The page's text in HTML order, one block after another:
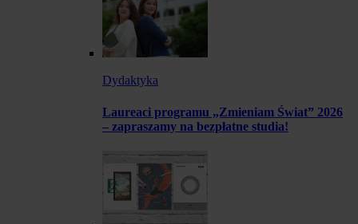
Dydaktyka
Laureaci programu „Zmieniam Świat” 2026
– zapraszamy na bezpłatne studia!